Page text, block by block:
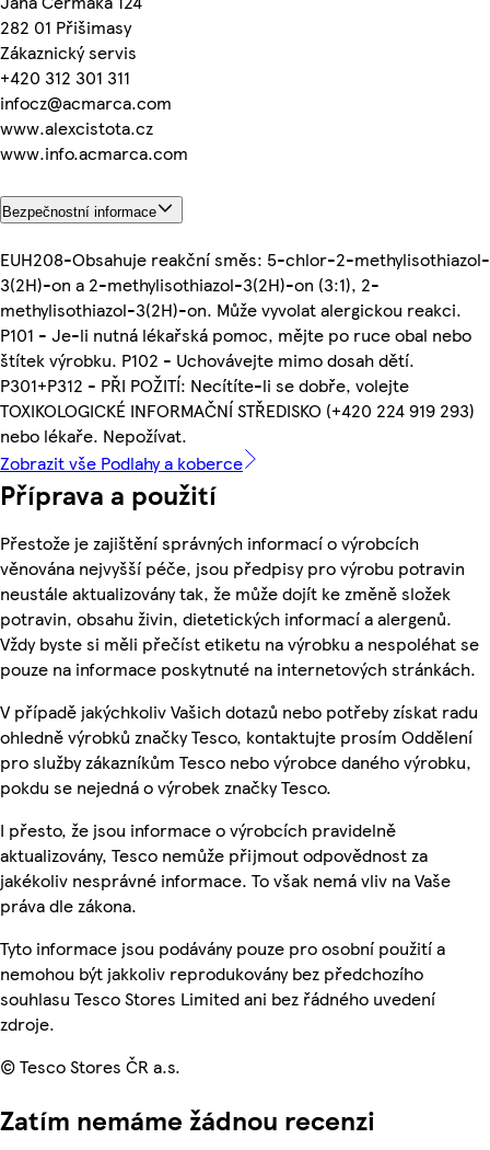
282 01 Přišimasy
Zákaznický servis
+420 312 301 311
infocz@acmarca.com
www.alexcistota.cz
www.info.acmarca.com
Bezpečnostní informace
EUH208-Obsahuje reakční směs: 5-chlor-2-methylisothiazol-
3(2H)-on a 2-methylisothiazol-3(2H)-on (3:1), 2-
methylisothiazol-3(2H)-on. Může vyvolat alergickou reakci.
P101 - Je-li nutná lékařská pomoc, mějte po ruce obal nebo
štítek výrobku. P102 - Uchovávejte mimo dosah dětí.
P301+P312 - PŘI POŽITÍ: Necítíte-li se dobře, volejte
TOXIKOLOGICKÉ INFORMAČNÍ STŘEDISKO (+420 224 919 293)
nebo lékaře. Nepožívat.
Zobrazit vše Podlahy a koberce
Příprava a použití
Přestože je zajištění správných informací o výrobcích
věnována nejvyšší péče, jsou předpisy pro výrobu potravin
neustále aktualizovány tak, že může dojít ke změně složek
potravin, obsahu živin, dietetických informací a alergenů.
Vždy byste si měli přečíst etiketu na výrobku a nespoléhat se
pouze na informace poskytnuté na internetových stránkách.
V případě jakýchkoliv Vašich dotazů nebo potřeby získat radu
ohledně výrobků značky Tesco, kontaktujte prosím Oddělení
pro služby zákazníkům Tesco nebo výrobce daného výrobku,
pokdu se nejedná o výrobek značky Tesco.
I přesto, že jsou informace o výrobcích pravidelně
aktualizovány, Tesco nemůže přijmout odpovědnost za
jakékoliv nesprávné informace. To však nemá vliv na Vaše
práva dle zákona.
Tyto informace jsou podávány pouze pro osobní použití a
nemohou být jakkoliv reprodukovány bez předchozího
souhlasu Tesco Stores Limited ani bez řádného uvedení
zdroje.
© Tesco Stores ČR a.s.
Zatím nemáme žádnou recenzi